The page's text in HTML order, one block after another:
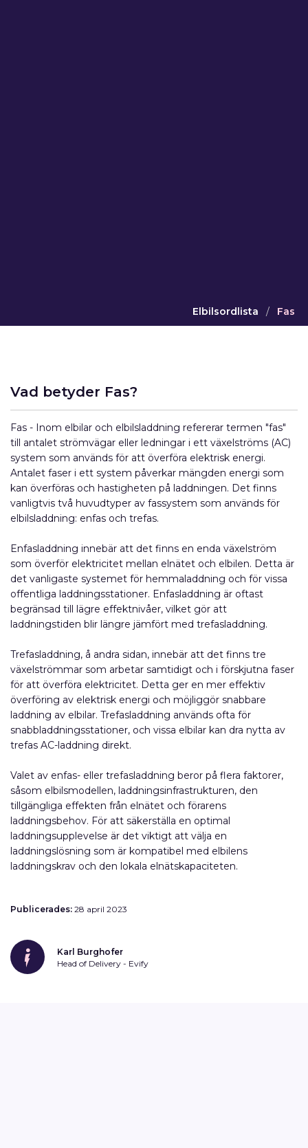
Elbilsordlista / Fas
Vad betyder Fas?
Fas - Inom elbilar och elbilsladdning refererar termen "fas"
till antalet strömvägar eller ledningar i ett växelströms (AC)
system som används för att överföra elektrisk energi.
Antalet faser i ett system påverkar mängden energi som
kan överföras och hastigheten på laddningen. Det finns
vanligtvis två huvudtyper av fassystem som används för
elbilsladdning: enfas och trefas.
Enfasladdning innebär att det finns en enda växelström
som överför elektricitet mellan elnätet och elbilen. Detta är
det vanligaste systemet för hemmaladdning och för vissa
offentliga laddningsstationer. Enfasladdning är oftast
begränsad till lägre effektnivåer, vilket gör att
laddningstiden blir längre jämfört med trefasladdning.
Trefasladdning, å andra sidan, innebär att det finns tre
växelströmmar som arbetar samtidigt och i förskjutna faser
för att överföra elektricitet. Detta ger en mer effektiv
överföring av elektrisk energi och möjliggör snabbare
laddning av elbilar. Trefasladdning används ofta för
snabbladdningsstationer, och vissa elbilar kan dra nytta av
trefas AC-laddning direkt.
Valet av enfas- eller trefasladdning beror på flera faktorer,
såsom elbilsmodellen, laddningsinfrastrukturen, den
tillgängliga effekten från elnätet och förarens
laddningsbehov. För att säkerställa en optimal
laddningsupplevelse är det viktigt att välja en
laddningslösning som är kompatibel med elbilens
laddningskrav och den lokala elnätskapaciteten.
Publicerades: 28 april 2023
Karl Burghofer
Head of Delivery - Evify